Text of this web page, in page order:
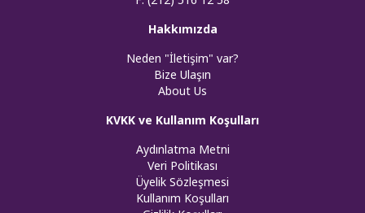
Hakkımızda
Neden "İletişim" var?
Bize Ulaşın
About Us
KVKK ve Kullanım Koşulları
Aydınlatma Metni
Veri Politikası
Üyelik Sözleşmesi
Kullanım Koşulları